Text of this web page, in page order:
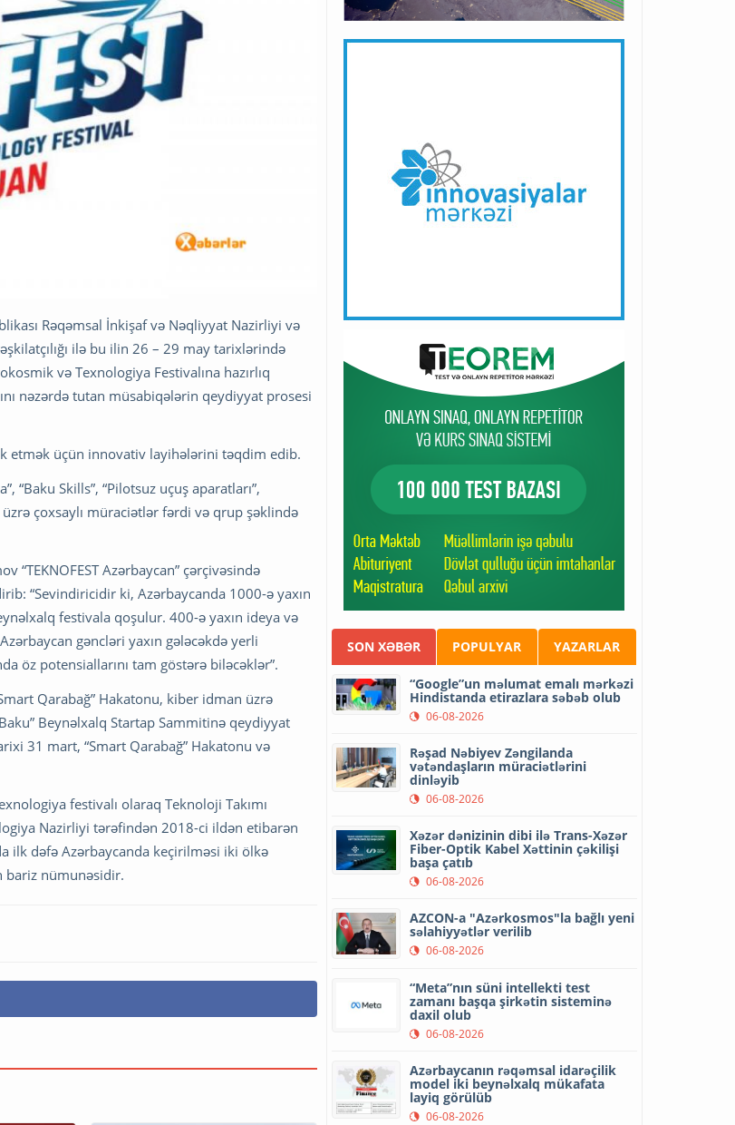
Rəqəmsal İnkişaf və Nəqliyyat Nazirliyi və
ilə bu ilin 26 – 29 may tarixlərində
və Texnologiya Festivalına hazırlıq
nəzərdə tutan müsabiqələrin qeydiyyat prosesi
etmək üçün innovativ layihələrini təqdim edib.
“Baku Skills”, “Pilotsuz uçuş aparatları”,
üzrə çoxsaylı müraciətlər fərdi və qrup şəklində
“TEKNOFEST Azərbaycan” çərçivəsində
“Sevindiricidir ki, Azərbaycanda 1000-ə yaxın
festivala qoşulur. 400-ə yaxın ideya və
gəncləri yaxın gələcəkdə yerli
öz potensiallarını tam göstərə biləcəklər”.
Qarabağ” Hakatonu, kiber idman üzrə
Beynəlxalq Startap Sammitinə qeydiyyat
31 mart, “Smart Qarabağ” Hakatonu və
festivalı olaraq Teknoloji Takımı
Nazirliyi tərəfindən 2018-ci ildən etibarən
ilk dəfə Azərbaycanda keçirilməsi iki ölkə
bariz nümunəsidir.
SON XƏBƏR POPULYAR YAZARLAR
“Google”un məlumat emalı mərkəzi
Hindistanda etirazlara səbəb olub
06-08-2026
Rəşad Nəbiyev Zəngilanda
vətəndaşların müraciətlərini
dinləyib
06-08-2026
Xəzər dənizinin dibi ilə Trans-Xəzər
Fiber-Optik Kabel Xəttinin çəkilişi
başa çatıb
06-08-2026
AZCON-a "Azərkosmos"la bağlı yeni
səlahiyyətlər verilib
06-08-2026
“Meta”nın süni intellekti test
zamanı başqa şirkətin sisteminə
daxil olub
06-08-2026
Azərbaycanın rəqəmsal idarəçilik
model iki beynəlxalq mükafata
layiq görülüb
06-08-2026